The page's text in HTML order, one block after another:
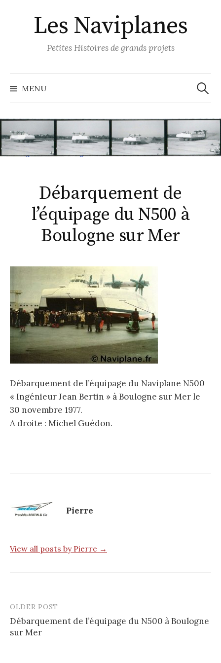
o
c
e
n
Les Naviplanes
Petites Histoires de grands projets
MENU e
c
c
h
e
r
:
Débarquement de
l’équipage du N500 à
Boulogne sur Mer
Débarquement de l’équipage du Naviplane N500
« Ingénieur Jean Bertin » à Boulogne sur Mer le
30 novembre 1977.
A droite : Michel Guédon.
Pierre
View all posts by Pierre →
P
OLDER POST
Débarquement de l’équipage du N500 à Boulogne
sur Mer